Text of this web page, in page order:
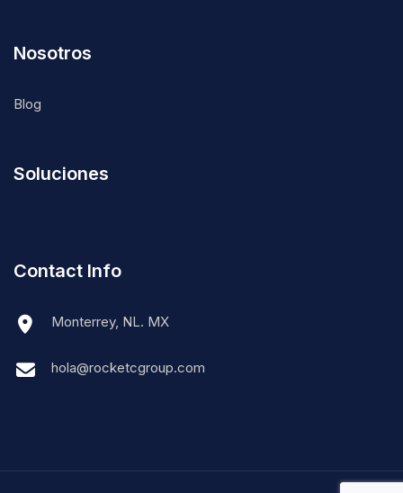
Contact Info
Monterrey, NL. MX